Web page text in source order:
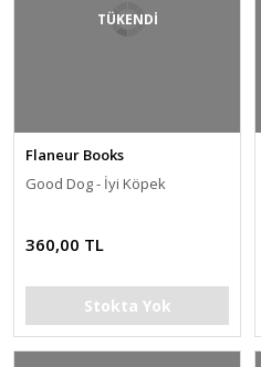
TÜKENDİ
Flaneur Books
Good Dog - İyi Köpek
360,00 TL
Stokta Yok